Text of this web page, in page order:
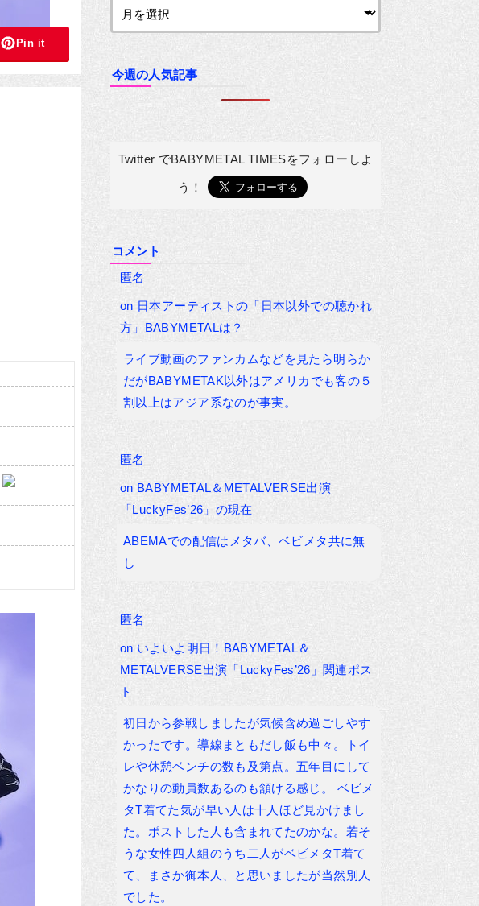
Pin it
今週の人気記事
Twitter でBABYMETAL TIMESをフォローしよ
う！
コメント
匿名
on 日本アーティストの「日本以外での聴かれ
方」BABYMETALは？
ライブ動画のファンカムなどを見たら明らか
だがBABYMETAK以外はアメリカでも客の５
割以上はアジア系なのが事実。
匿名
on BABYMETAL＆METALVERSE出演
「LuckyFes’26」の現在
ABEMAでの配信はメタバ、ベビメタ共に無
し
匿名
on いよいよ明日！BABYMETAL＆
METALVERSE出演「LuckyFes’26」関連ポス
ト
初日から参戦しましたが気候含め過ごしやす
かったです。導線まともだし飯も中々。トイ
レや休憩ベンチの数も及第点。五年目にして
かなりの動員数あるのも頷ける感じ。 ベビメ
タT着てた気が早い人は十人ほど見かけまし
た。ポストした人も含まれてたのかな。若そ
うな女性四人組のうち二人がベビメタT着て
て、まさか御本人、と思いましたが当然別人
でした。